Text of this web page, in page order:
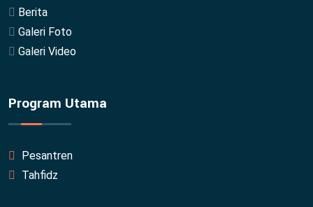
Berita
Galeri Foto
Galeri Video
Program Utama
Pesantren
Tahfidz